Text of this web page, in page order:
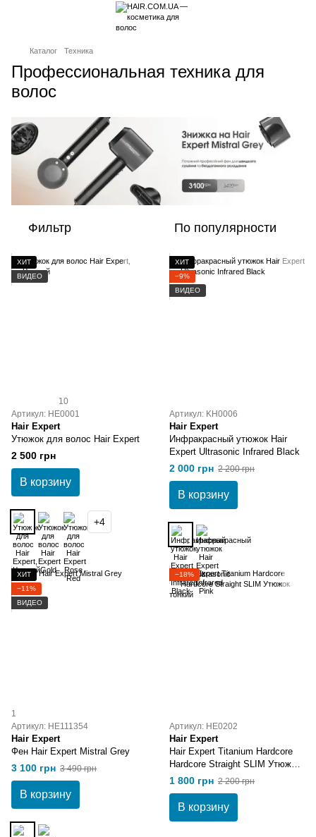
Каталог Техника
Профессиональная техника для
волос
Фильтр По популярности
ХИТ
ВИДЕО
10
Артикул: HE0001
Hair Expert
Утюжок для волос Hair Expert
2 500 грн
В корзину
+4
ХИТ
−9%
ВИДЕО
Артикул: KH0006
Hair Expert
Инфракрасный утюжок Hair
Expert Ultrasonic Infrared Black
2 000 грн 2 200 грн
В корзину
ХИТ
−11%
ВИДЕО
1
Артикул: HE111354
Hair Expert
Фен Hair Expert Mistral Grey
3 100 грн 3 490 грн
В корзину
−18%
Артикул: HE0202
Hair Expert
Hair Expert Titanium Hardcore
Hardcore Straight SLIM Утюжок
тонкий
1 800 грн 2 200 грн
В корзину